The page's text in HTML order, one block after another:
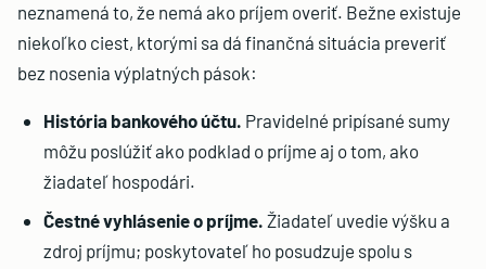
neznamená to, že nemá ako príjem overiť. Bežne existuje
niekoľko ciest, ktorými sa dá finančná situácia preveriť
bez nosenia výplatných pások:
História bankového účtu. Pravidelné pripísané sumy
môžu poslúžiť ako podklad o príjme aj o tom, ako
žiadateľ hospodári.
Čestné vyhlásenie o príjme. Žiadateľ uvedie výšku a
zdroj príjmu; poskytovateľ ho posudzuje spolu s